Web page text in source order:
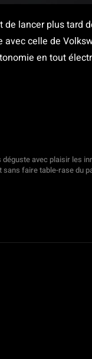
lancer plus tard
celle de
en tout
avec plaisir les
faire table-rase du